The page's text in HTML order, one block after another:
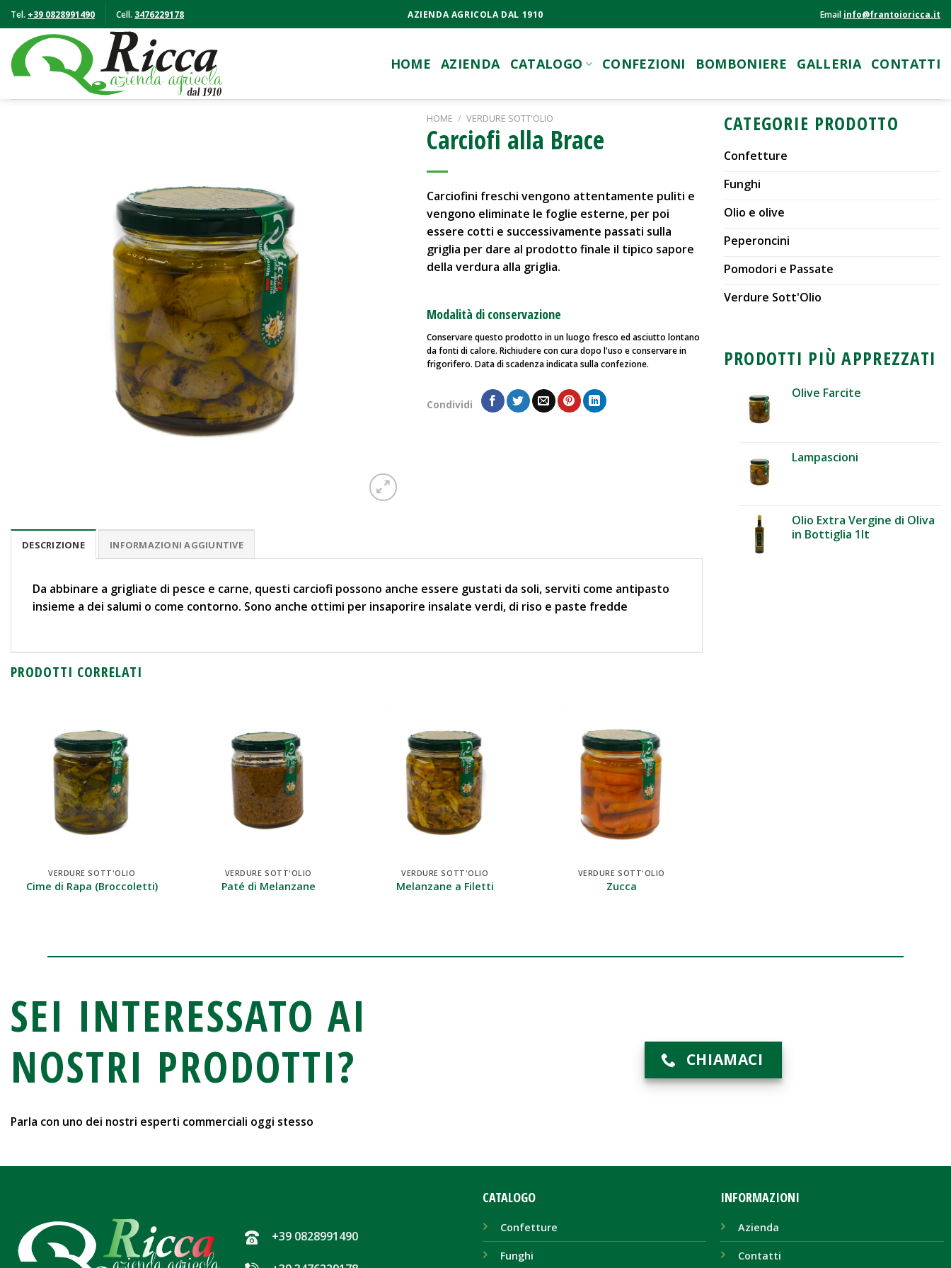
Skip
to
content
Tel. +39 0828991490 Cell. 3476229178 AZIENDA AGRICOLA DAL 1910 Email info@frantoioricca.it
HOME AZIENDA CATALOGO CONFEZIONI BOMBONIERE GALLERIA CONTATTI
HOME / VERDURE SOTT'OLIO
Carciofi alla Brace
Carciofini freschi vengono attentamente puliti e
vengono eliminate le foglie esterne, per poi
essere cotti e successivamente passati sulla
griglia per dare al prodotto finale il tipico sapore
della verdura alla griglia.
Modalità di conservazione
Conservare questo prodotto in un luogo fresco ed asciutto lontano
da fonti di calore. Richiudere con cura dopo l'uso e conservare in
frigorifero. Data di scadenza indicata sulla confezione.
Condividi
DESCRIZIONE INFORMAZIONI AGGIUNTIVE
Da abbinare a grigliate di pesce e carne, questi carciofi possono anche essere gustati da soli, serviti come antipasto
insieme a dei salumi o come contorno. Sono anche ottimi per insaporire insalate verdi, di riso e paste fredde
PRODOTTI CORRELATI
VERDURE SOTT'OLIO
Cime di Rapa (Broccoletti)
VERDURE SOTT'OLIO
Paté di Melanzane
VERDURE SOTT'OLIO
Melanzane a Filetti
VERDURE SOTT'OLIO
Zucca
CATEGORIE PRODOTTO
Confetture
Funghi
Olio e olive
Peperoncini
Pomodori e Passate
Verdure Sott'Olio
PRODOTTI PIÙ APPREZZATI
Olive Farcite
Lampascioni
Olio Extra Vergine di Oliva
in Bottiglia 1lt
SEI INTERESSATO AI
NOSTRI PRODOTTI?
Parla con uno dei nostri esperti commerciali oggi stesso
CHIAMACI
+39 0828991490
CATALOGO
Confetture
Funghi
INFORMAZIONI
Azienda
Contatti